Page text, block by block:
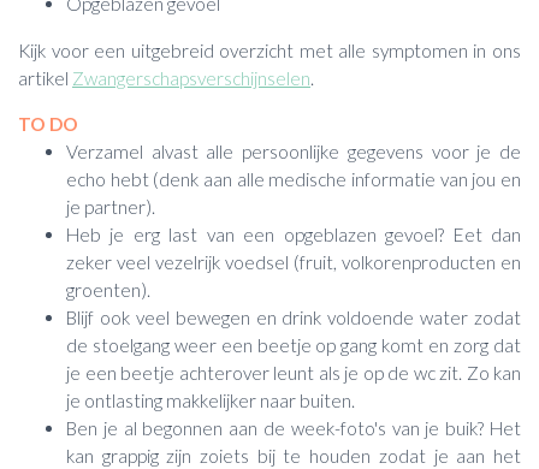
Kijk voor een uitgebreid overzicht met alle symptomen in ons
artikel Zwangerschapsverschijnselen.
TO DO
Verzamel alvast alle persoonlijke gegevens voor je de
echo hebt (denk aan alle medische informatie van jou en
je partner).
Heb je erg last van een opgeblazen gevoel? Eet dan
zeker veel vezelrijk voedsel (fruit, volkorenproducten en
groenten).
Blijf ook veel bewegen en drink voldoende water zodat
de stoelgang weer een beetje op gang komt en zorg dat
je een beetje achterover leunt als je op de wc zit. Zo kan
je ontlasting makkelijker naar buiten.
Ben je al begonnen aan de week-foto's van je buik? Het
kan grappig zijn zoiets bij te houden zodat je aan het